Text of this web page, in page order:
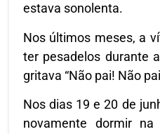
estava sonolenta.
Nos últimos meses, a
ter pesadelos durante
gritava “Não pai! Não
Nos dias 19 e 20 de
novamente dormir